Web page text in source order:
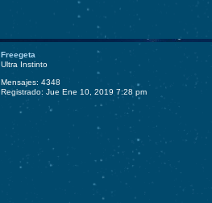
Freegeta
Ultra Instinto
Mensajes: 4348
Registrado: Jue Ene 10, 2019 7:28 pm